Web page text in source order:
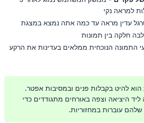
למראה נקי
עדין מראה עד כמה אתה נמצא במצגת
חלקה בין תמונות
התמונה הנוכחית ממלאים בעדינות את הרקע
להיט בקבלות פנים ובמסיבות אפטר.
ליד היציאה וצפה באורחים מתגודדים כדי
עוברות במחזוריות.